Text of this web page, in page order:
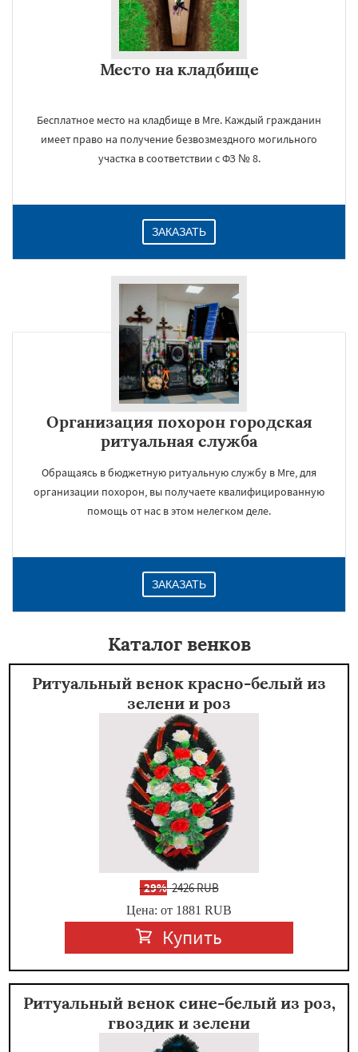
Место на кладбище
Бесплатное место на кладбище в Мге. Каждый гражданин
имеет право на получение безвозмездного могильного
участка в соответствии с ФЗ № 8.
ЗАКАЗАТЬ
Организация похорон городская
ритуальная служба
Обращаясь в бюджетную ритуальную службу в Мге, для
организации похорон, вы получаете квалифицированную
помощь от нас в этом нелегком деле.
ЗАКАЗАТЬ
Каталог венков
Ритуальный венок красно-белый из
зелени и роз
-29%2426 RUB
Цена: от 1881 RUB
Купить
Ритуальный венок сине-белый из роз,
гвоздик и зелени